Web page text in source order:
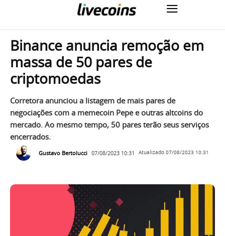
Binance anuncia remoção em
massa de 50 pares de
criptomoedas
Corretora anunciou a listagem de mais pares de
negociações com a memecoin Pepe e outras altcoins do
mercado. Ao mesmo tempo, 50 pares terão seus serviços
encerrados.
Gustavo Bertolucci 07/08/2023 10:31 Atualizado 07/08/2023 10:31